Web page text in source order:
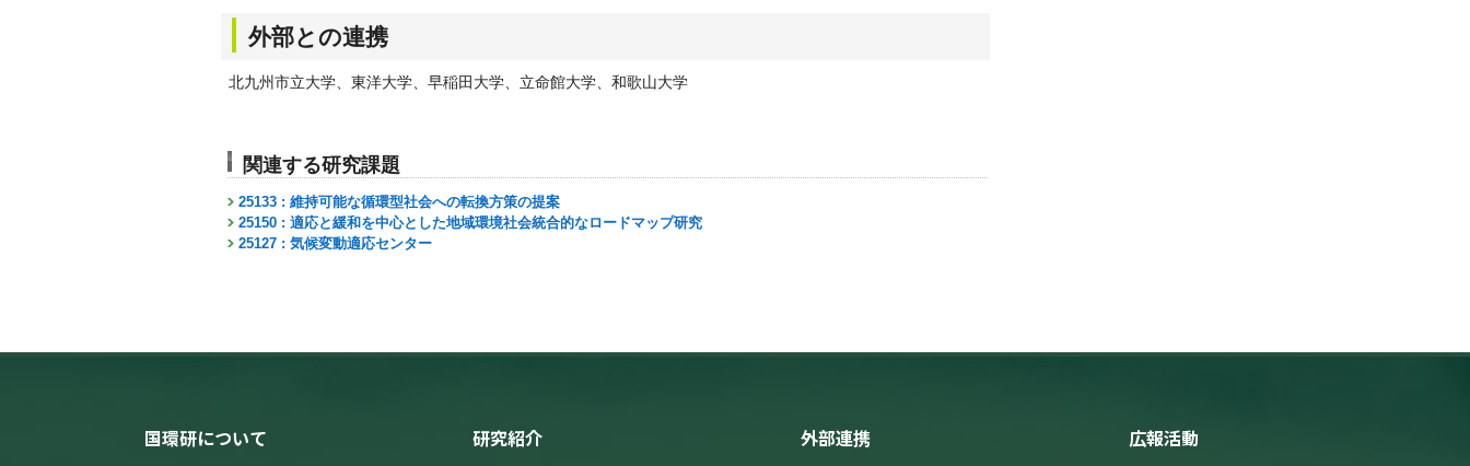
外部との連携
北九州市立大学、東洋大学、早稲田大学、立命館大学、和歌山大学
関連する研究課題
25133 : 維持可能な循環型社会への転換方策の提案
25150 : 適応と緩和を中心とした地域環境社会統合的なロードマップ研究
25127 : 気候変動適応センター
国環研について 研究紹介 外部連携 広報活動